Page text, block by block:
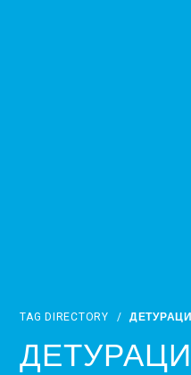
TAG DIRECTORY /